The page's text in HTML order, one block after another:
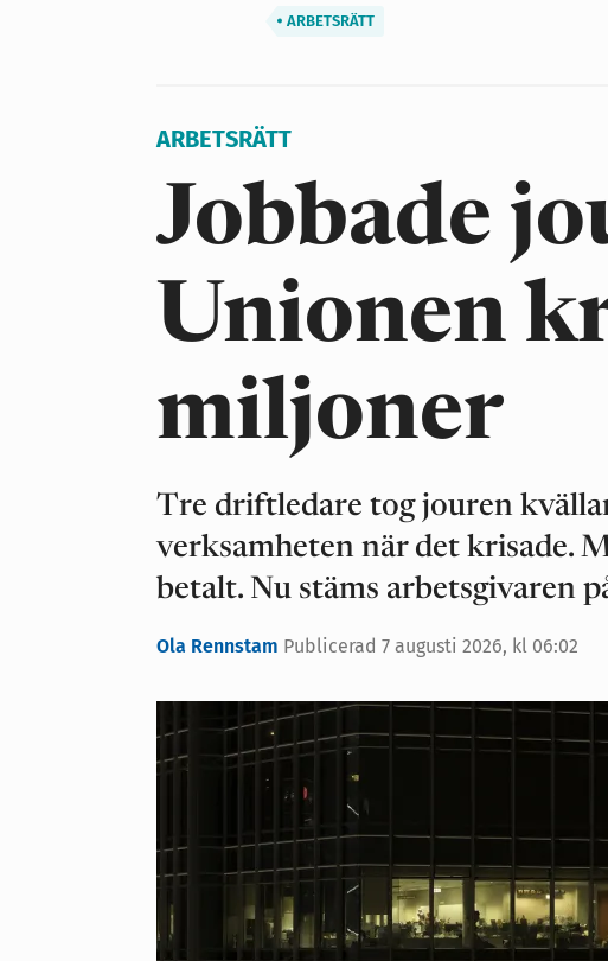
ARBETSRÄTT
ARBETSRÄTT
Jobbade
Unionen
miljoner
Tre driftledare tog jouren
verksamheten när det krisade.
betalt. Nu stäms arbetsgivaren
Ola Rennstam Publicerad 7 augusti 2026, kl 06:02